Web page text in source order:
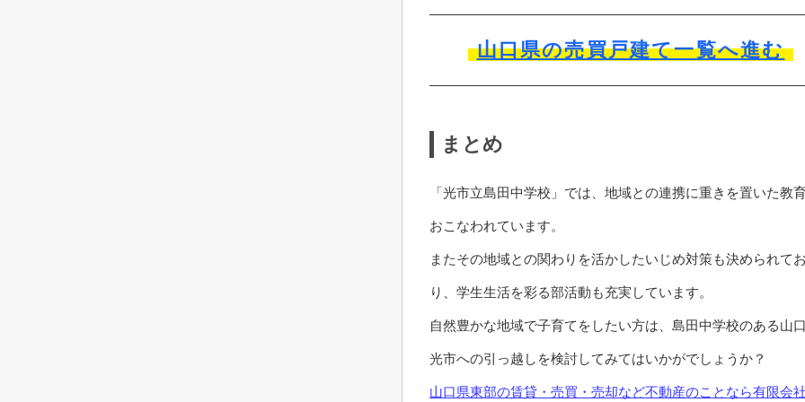
山口県の売買戸建て一覧へ進む
まとめ
「光市立島田中学校」では、地域との連携に重きを置いた教
おこなわれています。
またその地域との関わりを活かしたいじめ対策も決められてお
り、学生生活を彩る部活動も充実しています。
自然豊かな地域で子育てをしたい方は、島田中学校のある山
光市への引っ越しを検討してみてはいかがでしょうか？
山口県東部の賃貸・売買・売却など不動産のことなら有限会社